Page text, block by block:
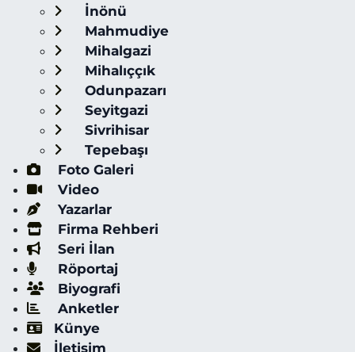
İnönü
Mahmudiye
Mihalgazi
Mihalıççık
Odunpazarı
Seyitgazi
Sivrihisar
Tepebaşı
Foto Galeri
Video
Yazarlar
Firma Rehberi
Seri İlan
Röportaj
Biyografi
Anketler
Künye
İletişim